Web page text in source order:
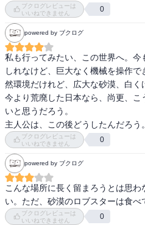
ブクログレビューは
いいねできません
0
powered by ブクログ
私も行ってみたい、この世界へ。
しれなけど、巨大なく機械を操作
然環境だけれど、広大な砂漠、白く
今より荒廃した日本なら、尚更、
いと思うだろう。
主人公は、この後どうしたんだろう。
ブクログレビューは
いいねできません
0
powered by ブクログ
こんな場所に長く留まろうとは思
い。ただ、砂漠のロブスターは食べ
ブクログレビューは
いいねできません
0